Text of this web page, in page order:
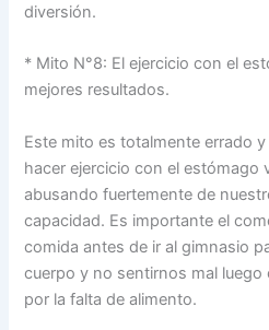
diversión.
* Mito N°8: El ejercicio con el
mejores resultados.
Este mito es totalmente errado
hacer ejercicio con el estómago
abusando fuertemente de
capacidad. Es importante el
comida antes de ir al gimnasio
cuerpo y no sentirnos mal
por la falta de alimento.